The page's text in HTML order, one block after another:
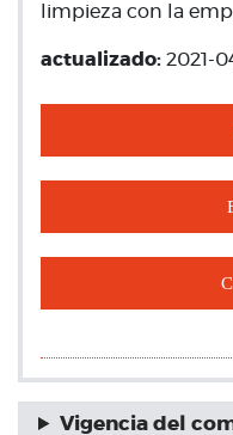
limpieza con la
actualizado: 2021-
Vigencia del